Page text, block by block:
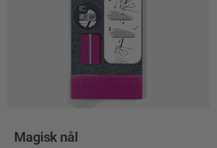
Magisk nål